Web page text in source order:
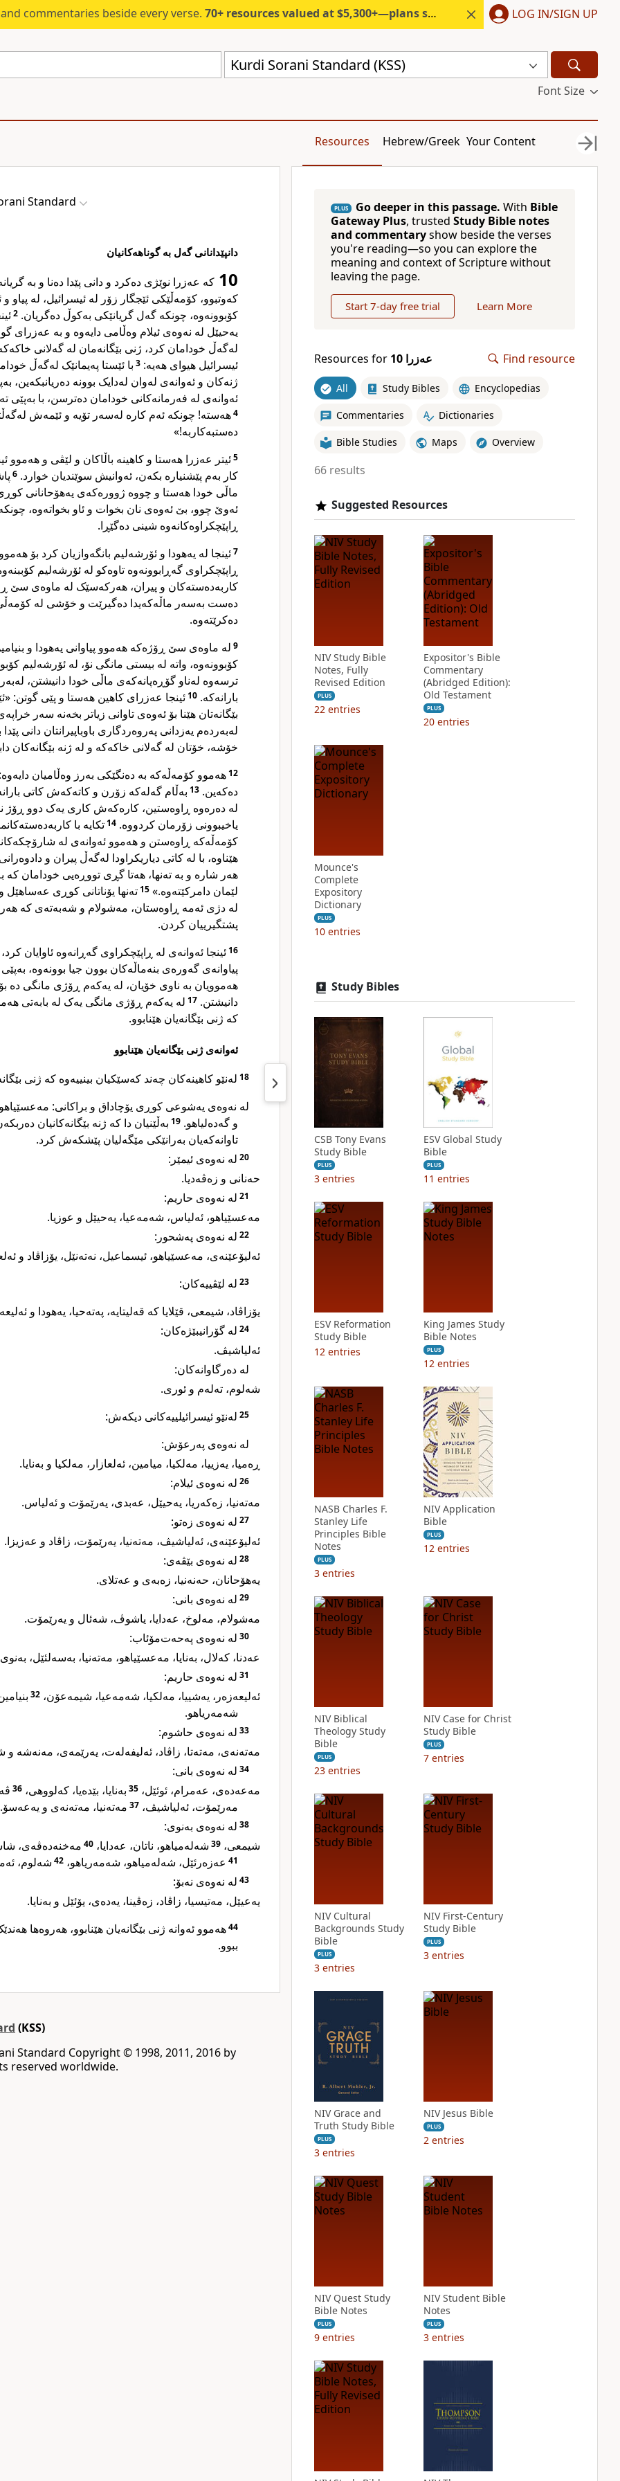
commentaries beside every verse. 70+ resources valued at $5,300+—plans start under $6/month. LOG IN/SIGN UP
Kurdi Sorani Standard (KSS)
Font Size
Resources Hebrew/Greek Your Content
Standard
دانپێدانانی گەل بە گوناهەکانیان
10 کە عەزرا نوێژی دەکرد و دانی پێدا دەنا و بە
کەوتبوو، کۆمەڵێکی ئێجگار زۆر لە ئیسرائیل، لە پیاو
کۆبوونەوە، چونکە گەل گریانێکی بەکوڵ دەگریان.2
یەحیێل لە نەوەی ئیلام وەڵامی دایەوە و بە عەزرای
لەگەڵ خودامان کرد، ژنی بێگانەمان لە گەلانی
ئیسرائیل هیوای هەیە:3 با ئێستا پەیمانێک لەگەڵ
ژنەکان و ئەوانەی لەوان لەدایک بوونە دەریانبکەین،
ئەوانەی لە فەرمانەکانی خودامان دەترسن، با بەپێی
4هەستە! چونکە ئەم کارە لەسەر تۆیە و ئێمەش
دەستبەکاربە!»
5ئیتر عەزرا هەستا و کاهینە باڵاکان و لێڤی و هەموو
کار بەم پێشنیارە بکەن، ئەوانیش سوێندیان خوارد.6
ماڵی خودا هەستا و چووە ژوورەکەی یەهۆحانانی
ئەوێ چوو، بێ ئەوەی نان بخوات و ئاو بخواتەوە،
ڕاپێچکراوەکانەوە شینی دەگێڕا.
7ئینجا لە یەهودا و ئۆرشەلیم بانگەوازیان کرد بۆ
ڕاپێچکراوی گەڕابوونەوە تاوەکو لە ئۆرشەلیم
کاربەدەستەکان و پیران، هەرکەسێک لە ماوەی سێ
دەست بەسەر ماڵەکەیدا دەگیرێت و خۆشی لە کۆمەڵی
دەکرێتەوە.
9 لە ماوەی سێ ڕۆژەکە هەموو پیاوانی یەهودا و
کۆبوونەوە، واتە لە بیستی مانگی نۆ، لە ئۆرشەلیم
ترسەوە لەناو گۆڕەپانەکەی ماڵی خودا دانیشتن، لەبەر
بارانەکە.10ئینجا عەزرای کاهین هەستا و پێی گوتن:
بێگانەتان هێنا بۆ ئەوەی تاوانی زیاتر بخەنە سەر
لەبەردەم یەزدانی پەروەردگاری باوباپیرانتان دانی
خۆشە، خۆتان لە گەلانی خاکەکە و لە ژنە بێگانەکان
12هەموو کۆمەڵەکە بە دەنگێکی بەرز وەڵامیان
دەکەین.13 بەڵام گەلەکە زۆرن و کاتەکەش کاتی
لە دەرەوە ڕاوەستین، کارەکەش کاری یەک دوو ڕۆژ
یاخیبوونی زۆرمان کردووە.14تکایە با
کۆمەڵەکە ڕاوەستن و هەموو ئەوانەی لە
هێناوە، با لە کاتی دیاریکراودا لەگەڵ پیران و
هەر شارە و بە تەنها، هەتا گڕی تووڕەیی خودامان کە
لێمان دامرکێتەوە.»15تەنها یۆناتانی کوڕی
لە دژی ئەمە ڕاوەستان، مەشولام و شەبەتەی کە
پشتگیرییان کردن.
16ئینجا ئەوانەی لە ڕاپێچکراوی گەڕانەوە ئاوایان
پیاوانەی گەورەی بنەماڵەکان بوون جیا بوونەوە، بەپێی
هەموویان بە ناوی خۆیان، لە یەکەم ڕۆژی مانگی دە بۆ
دانیشتن.17 لە یەکەم ڕۆژی مانگی یەک لە بابەتی
کە ژنی بێگانەیان هێنابوو.
ئەوانەی ژنی بێگانەیان هێنابوو
18 لەنێو کاهینەکان چەند کەسێکیان بینییەوە کە ژنی
لە نەوەی یەشوعی کوڕی یۆچاداق و براکانی:
و گەدەلیاهو.19 بەڵێنیان دا کە ژنە بێگانەکانیان
تاوانەکەیان بەرانێکی مێگەلیان پێشکەش کرد.
20 لە نەوەی ئیمێر:
حەنانی و زەڤەدیا.
21 لە نەوەی حاریم:
مەعسێیاهو، ئەلیاس، شەمەعیا، یەحیێل و عوزیا.
22 لە نەوەی پەشحور:
ئەلیۆعێنەی، مەعسێیاهو، ئیسماعیل، نەتەنێل، یۆزاڤاد و
23 لە لێڤییەکان:
یۆزاڤاد، شیمعی، قێلایا کە قەلیتایە، پەتەحیا، یەهودا و
24 لە گۆرانیبێژەکان:
ئەلیاشیڤ.
لە دەرگاوانەکان:
شەلوم، تەلەم و ئوری.
25 لەنێو ئیسرائیلییەکانی دیکەش:
لە نەوەی پەرعۆش:
ڕەمیا، یەزییا، مەلکیا، میامین، ئەلعازار، مەلکیا و بەنایا.
26 لە نەوەی ئیلام:
مەتەنیا، زەکەریا، یەحیێل، عەبدی، یەرێمۆت و ئەلیاس.
27 لە نەوەی زەتو:
ئەلیۆعێنەی، ئەلیاشیڤ، مەتەنیا، یەرێمۆت، زاڤاد و عەزیزا.
28 لە نەوەی بێڤەی:
یەهۆحانان، حەنەنیا، زەبەی و عەتلای.
29 لە نەوەی بانی:
مەشولام، مەلوخ، عەدایا، یاشوڤ، شەئال و یەرێمۆت.
30 لە نەوەی پەحەت‌مۆئاب:
عەدنا، کەلال، بەنایا، مەعسێیاهو، مەتەنیا، بەسەلئێل،
31 لە نەوەی حاریم:
ئەلیعەزەر، یەشییا، مەلکیا، شەمەعیا، شیمەعۆن،32
شەمەریاهو.
33 لە نەوەی حاشوم:
مەتەنەی، مەتەتا، زاڤاد، ئەلیفەلەت، یەرێمەی، مەنەشە
34 لە نەوەی بانی:
مەعەدەی، عەمرام، ئوئێل،35 بەنایا، بێدەیا، کەلووهی،36
مەرێمۆت، ئەلیاشیڤ،37 مەتەنیا، مەتەنەی و یەعەسۆ.
38 لە نەوەی بەنوی:
شیمعی،39 شەلەمیاهو، ناتان، عەدایا،40 مەخنەدەڤەی،
41 عەزەرئێل، شەلەمیاهو، شەمەریاهو،42 شەلوم،
43 لە نەوەی نەبۆ:
یەعیێل، مەتیسیا، زاڤاد، زەڤینا، یەدەی، یۆئێل و بەنایا.
44هەموو ئەوانە ژنی بێگانەیان هێنابوو، هەروەها
ببوو.
(KSS)
Standard ‪Copyright © 1998, 2011, 2016 by
reserved worldwide‎.
PLUS Go deeper in this passage. With Bible
Gateway Plus, trusted Study Bible notes
and commentaryshow beside the verses
you're reading—so you can explore the
meaning and context of Scripture without
leaving the page.
Start 7-day free trial Learn More
Resources for عەزرا 10 Find resource
All Study Bibles Encyclopedias
Commentaries Dictionaries
Bible Studies Maps Overview
66 results
Suggested Resources
NIV Study Bible
Notes, Fully
Revised Edition
PLUS
22 entries
Expositor's Bible
Commentary
(Abridged Edition):
Old Testament
PLUS
20 entries
Mounce's
Complete
Expository
Dictionary
PLUS
10 entries
Study Bibles
CSB Tony Evans
Study Bible
PLUS
3 entries
ESV Global Study
Bible
PLUS
11 entries
ESV Reformation
Study Bible
12 entries
King James Study
Bible Notes
PLUS
12 entries
NASB Charles F.
Stanley Life
Principles Bible
Notes
PLUS
3 entries
NIV Application
Bible
PLUS
12 entries
NIV Biblical
Theology Study
Bible
PLUS
23 entries
NIV Case for Christ
Study Bible
PLUS
7 entries
NIV Cultural
Backgrounds Study
Bible
PLUS
3 entries
NIV First-Century
Study Bible
PLUS
3 entries
NIV Grace and
Truth Study Bible
PLUS
3 entries
NIV Jesus Bible
PLUS
2 entries
NIV Quest Study
Bible Notes
PLUS
9 entries
NIV Student Bible
Notes
PLUS
3 entries